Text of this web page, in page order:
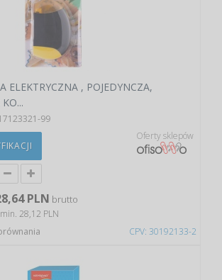
CPV: 30192133-2
ELEKTRYCZNA , POJEDYNCZA,
99
Oferty sklepów
PLN brutto
min. 28,12 PLN